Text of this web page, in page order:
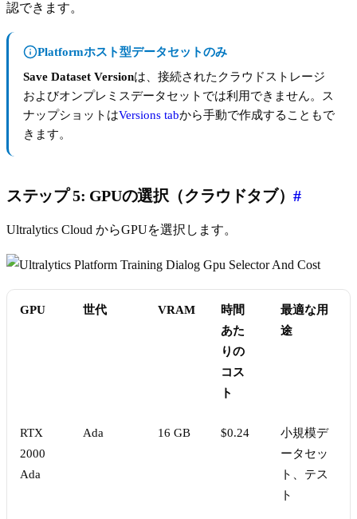
認できます。
Platformホスト型データセットのみ
Save Dataset Versionは、接続されたクラウドストレージ
およびオンプレミスデータセットでは利用できません。ス
ナップショットはVersions tabから手動で作成することもで
きます。
ステップ 5: GPUの選択（クラウドタブ）#
Ultralytics Cloud からGPUを選択します。
GPU 世代 VRAM
時間
あた
りの
コス
ト
最適な用
途
RTX
2000
Ada
Ada 16 GB $0.24
小規模デ
ータセッ
ト、テス
ト